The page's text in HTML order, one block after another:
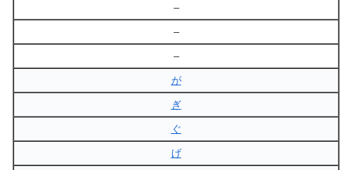
–
–
–
が
ぎ
ぐ
げ